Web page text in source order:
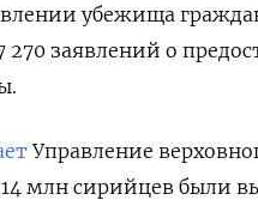
убежища
270 заявлений о
Управление
14 млн сирийцев были